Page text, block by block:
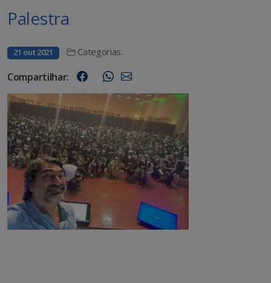
Palestra
21 out 2021 Categorias:
Compartilhar: